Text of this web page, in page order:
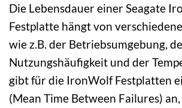
Die Lebensdauer einer Seagate
Festplatte hängt von
wie z.B. der Betriebsumgebung,
Nutzungshäufigkeit und der
gibt für die IronWolf Festplatten
(Mean Time Between Failures)